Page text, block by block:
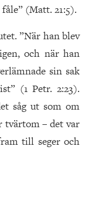
fåle” (Matt. 21:5).
”När han blev
och när han
sin sak
(1 Petr. 2:23).
såg ut som om
– det var
till seger och